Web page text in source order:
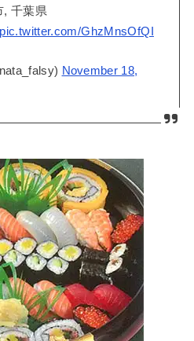
, 千葉県
pic.twitter.com/GhzMnsOfQI
November 18,